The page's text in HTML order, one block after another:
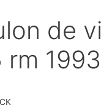
de
rm 1993